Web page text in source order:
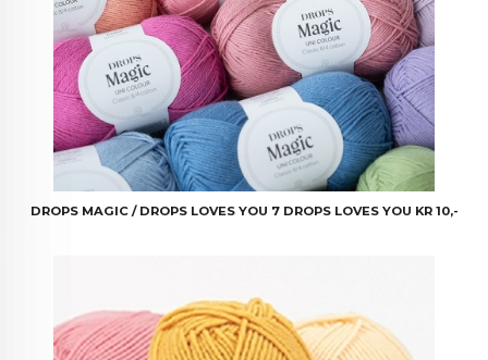
DROPS MAGIC / DROPS LOVES YOU 7 DROPS LOVES YOU KR 10,-